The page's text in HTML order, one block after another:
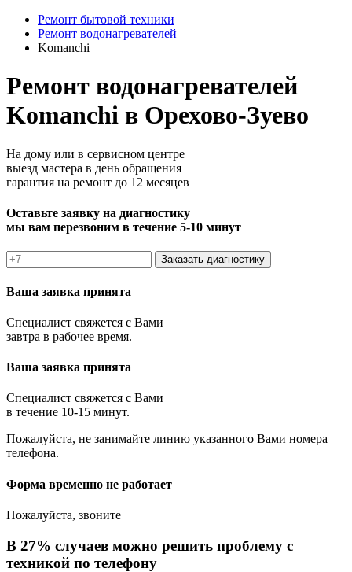
Ремонт бытовой техники
Ремонт водонагревателей
Komanchi
Ремонт водонагревателей
Komanchi в Орехово-Зуево
На дому или в сервисном центре
выезд мастера в день обращения
гарантия на ремонт до 12 месяцев
Оставьте заявку на диагностику
мы вам перезвоним в течение 5-10 минут
Заказать диагностику
Ваша заявка принята
Специалист свяжется с Вами
завтра в рабочее время.
Ваша заявка принята
Специалист свяжется с Вами
в течение 10-15 минут.
Пожалуйста, не занимайте линию указанного Вами номера
телефона.
Форма временно не работает
Пожалуйста, звоните
В 27% случаев можно решить проблему с
техникой по телефону